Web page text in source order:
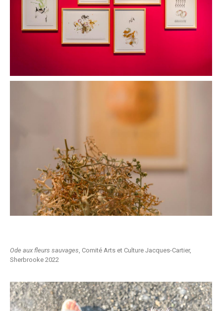
Ode aux fleurs sauvages, Comité Arts et Culture Jacques-Cartier,
Sherbrooke 2022